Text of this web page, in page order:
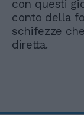
con questi
conto della
schifezze
diretta.